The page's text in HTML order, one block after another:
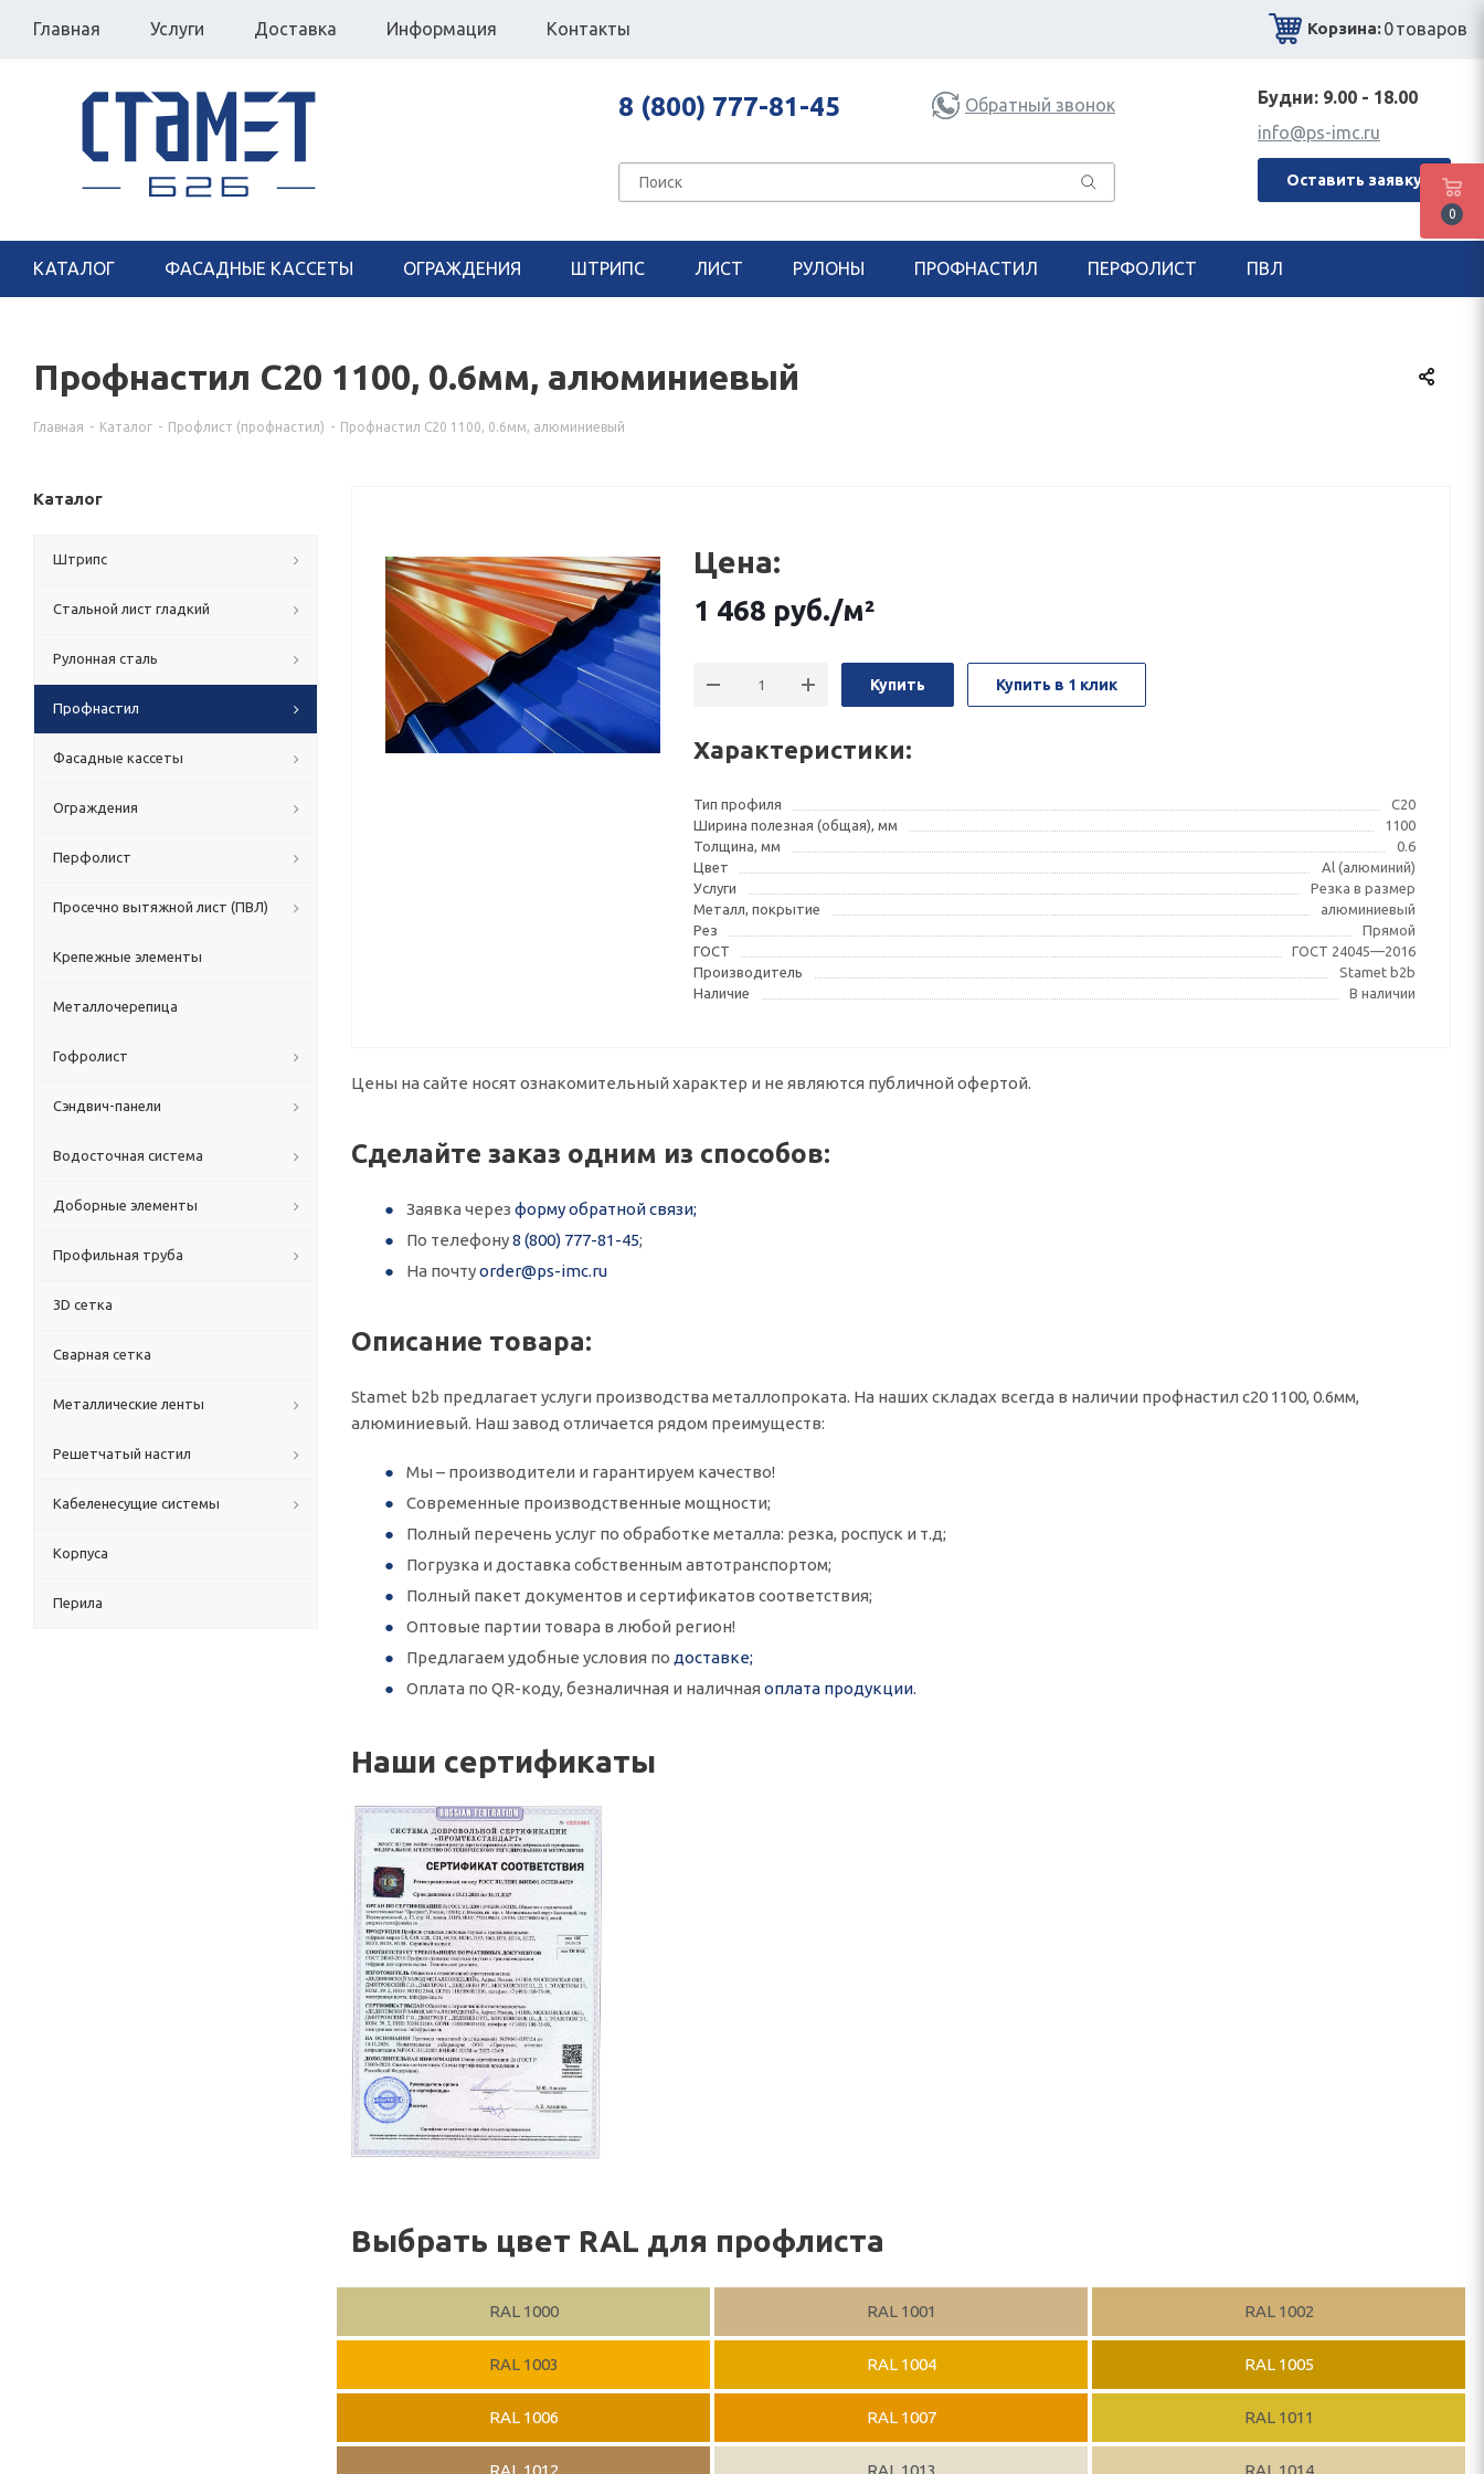
Главная Услуги Доставка Информация Контакты Корзина:0товаров
8 (800) 777-81-45 Обратный звонок
Будни: 9.00 - 18.00
info@ps-imc.ru
Оставить заявку
КАТАЛОГ ФАСАДНЫЕ КАССЕТЫ ОГРАЖДЕНИЯ ШТРИПС ЛИСТ РУЛОНЫ ПРОФНАСТИЛ ПЕРФОЛИСТ ПВЛ
Профнастил С20 1100, 0.6мм, алюминиевый
Главная - Каталог - Профлист (профнастил) - Профнастил С20 1100, 0.6мм, алюминиевый
Цена:
1 468 руб./м²
Купить Купить в 1 клик
Характеристики:
Тип профиля
С20
Ширина полезная (общая), мм
1100
Толщина, мм
0.6
Цвет
Al (алюминий)
Услуги
Резка в размер
Металл, покрытие
алюминиевый
Рез
Прямой
ГОСТ
ГОСТ 24045—2016
Производитель
Stamet b2b
Наличие
В наличии
Цены на сайте носят ознакомительный характер и не являются публичной офертой.
Сделайте заказ одним из способов:
Заявка через форму обратной связи;
По телефону8 (800) 777-81-45;
На почтуorder@ps-imc.ru
Описание товара:
Stamet b2b предлагает услуги производства металлопроката. На наших складах всегда в наличии профнастил с20 1100, 0.6мм,
алюминиевый. Наш завод отличается рядом преимуществ:
Мы – производители и гарантируем качество!
Современные производственные мощности;
Полный перечень услуг по обработке металла: резка, роспуск и т.д;
Погрузка и доставка собственным автотранспортом;
Полный пакет документов и сертификатов соответствия;
Оптовые партии товара в любой регион!
Предлагаем удобные условия по доставке;
Оплата по QR-коду, безналичная и наличная оплата продукции.
Наши сертификаты
Выбрать цвет RAL для профлиста
RAL 1000 RAL 1001 RAL 1002
RAL 1003 RAL 1004 RAL 1005
RAL 1006 RAL 1007 RAL 1011
Каталог
Штрипс
Стальной лист гладкий
Рулонная сталь
Профнастил
Фасадные кассеты
Ограждения
Перфолист
Просечно вытяжной лист (ПВЛ)
Крепежные элементы
Металлочерепица
Гофролист
Сэндвич-панели
Водосточная система
Доборные элементы
Профильная труба
3D сетка
Сварная сетка
Металлические ленты
Решетчатый настил
Кабеленесущие системы
Корпуса
Перила
0